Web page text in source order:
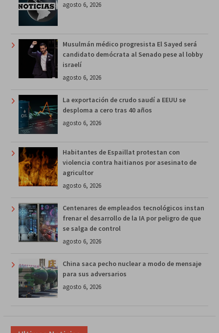
agosto 6, 2026
Musulmán médico progresista El Sayed será
candidato demócrata al Senado pese al lobby
israelí
agosto 6, 2026
La exportación de crudo saudí a EEUU se
desploma a cero tras 40 años
agosto 6, 2026
Habitantes de Espaillat protestan con
violencia contra haitianos por asesinato de
agricultor
agosto 6, 2026
Centenares de empleados tecnológicos instan
frenar el desarrollo de la IA por peligro de que
se salga de control
agosto 6, 2026
China saca pecho nuclear a modo de mensaje
para sus adversarios
agosto 6, 2026